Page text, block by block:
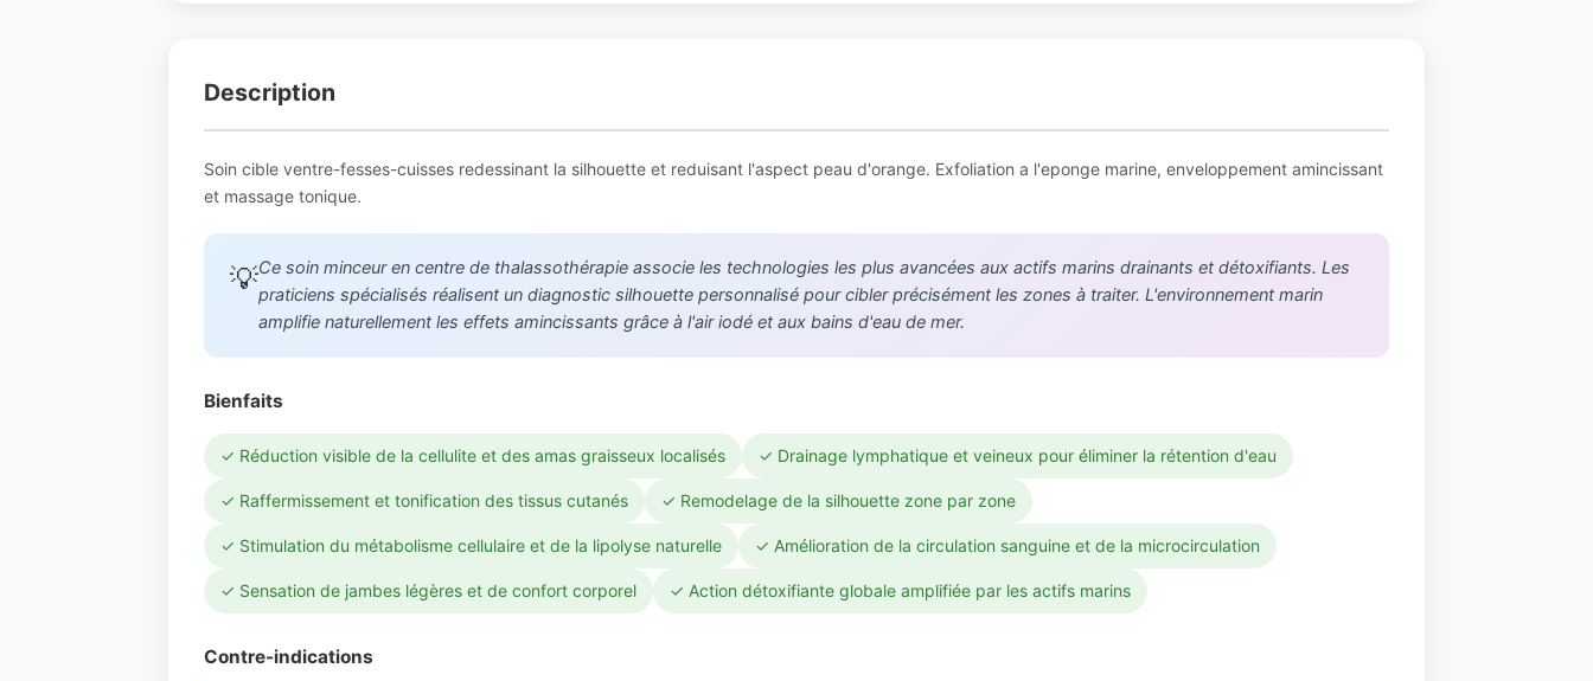
Description
Soin cible ventre-fesses-cuisses redessinant la silhouette et reduisant l'aspect peau d'orange. Exfoliation a l'eponge marine, enveloppement amincissant
et massage tonique.
💡Ce soin minceur en centre de thalassothérapie associe les technologies les plus avancées aux actifs marins drainants et détoxifiants. Les
praticiens spécialisés réalisent un diagnostic silhouette personnalisé pour cibler précisément les zones à traiter. L'environnement marin
amplifie naturellement les effets amincissants grâce à l'air iodé et aux bains d'eau de mer.
Bienfaits
✓ Réduction visible de la cellulite et des amas graisseux localisés ✓ Drainage lymphatique et veineux pour éliminer la rétention d'eau
✓ Raffermissement et tonification des tissus cutanés ✓ Remodelage de la silhouette zone par zone
✓ Stimulation du métabolisme cellulaire et de la lipolyse naturelle ✓ Amélioration de la circulation sanguine et de la microcirculation
✓ Sensation de jambes légères et de confort corporel ✓ Action détoxifiante globale amplifiée par les actifs marins
Contre-indications